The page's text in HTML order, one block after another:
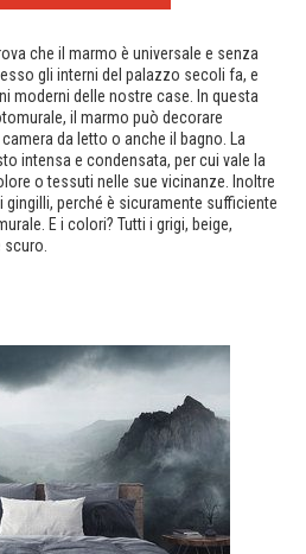
che il marmo è universale e senza
gli interni del palazzo secoli fa, e
moderni delle nostre case. In questa
il marmo può decorare
da letto o anche il bagno. La
intensa e condensata, per cui vale la
o tessuti nelle sue vicinanze. Inoltre
perché è sicuramente sufficiente
E i colori? Tutti i grigi, beige,